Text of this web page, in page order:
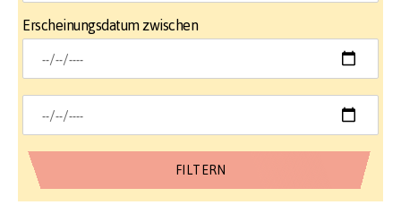
Erscheinungsdatum zwischen